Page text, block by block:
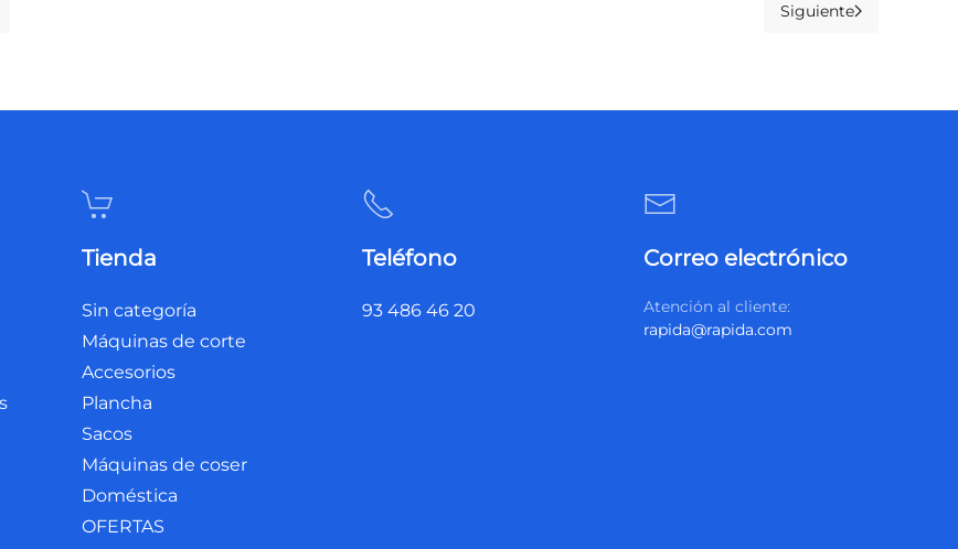
Siguiente
Tienda
Sin categoría
Máquinas de corte
Accesorios
Plancha
Sacos
Máquinas de coser
Doméstica
OFERTAS
Teléfono
93 486 46 20
Correo electrónico
Atención al cliente:
rapida@rapida.com